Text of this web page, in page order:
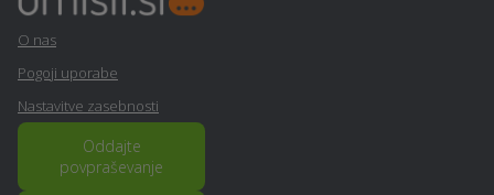
grad
Alternativne metode
zdravljenja - Gornji-grad
Montaža knaufa - Gornji-
O nas
Pogoji uporabe
Nastavitve zasebnosti
Oddajte
povpraševanje